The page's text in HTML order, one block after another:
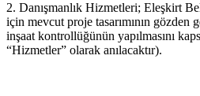
2. Danışmanlık Hizmetleri; Eleşkirt
için mevcut proje tasarımının gözden
inşaat kontrollüğünün yapılmasını
“Hizmetler” olarak anılacaktır).